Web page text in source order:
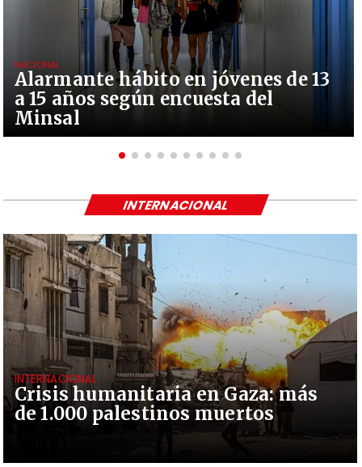
Alarmante hábito en jóvenes de 13
a 15 años según encuesta del
Minsal
NACIONAL
Crisis humanitaria en Gaza: más
de 1.000 palestinos muertos
INTERNACIONAL
INTERNACIONAL